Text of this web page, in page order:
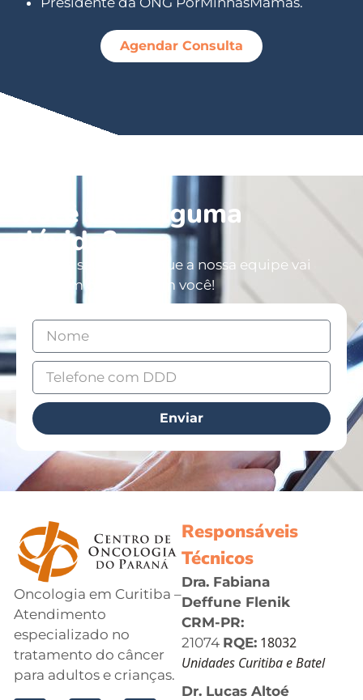
Agendar Consulta
Você tem alguma
dúvida?
Deixe os seus dados que a nossa equipe vai
entrar em contato com você!
Enviar
Oncologia em Curitiba –
Atendimento
especializado no
tratamento do câncer
para adultos e crianças.
Responsáveis
Técnicos
Dra. Fabiana
Deffune Flenik
CRM-PR:
21074 RQE: 18032
Unidades Curitiba e Batel
Dr. Lucas Altoé